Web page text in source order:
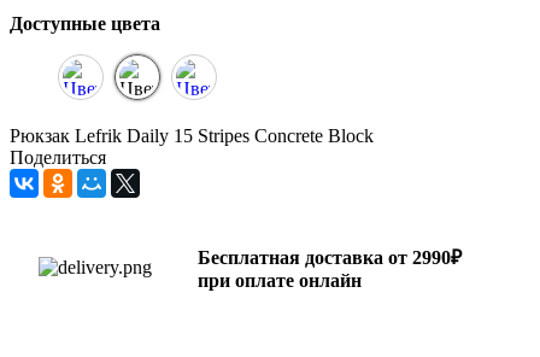
Доступные цвета
Рюкзак Lefrik Daily 15 Stripes Concrete Block
Поделиться
Бесплатная доставка от 2990₽
при оплате онлайн